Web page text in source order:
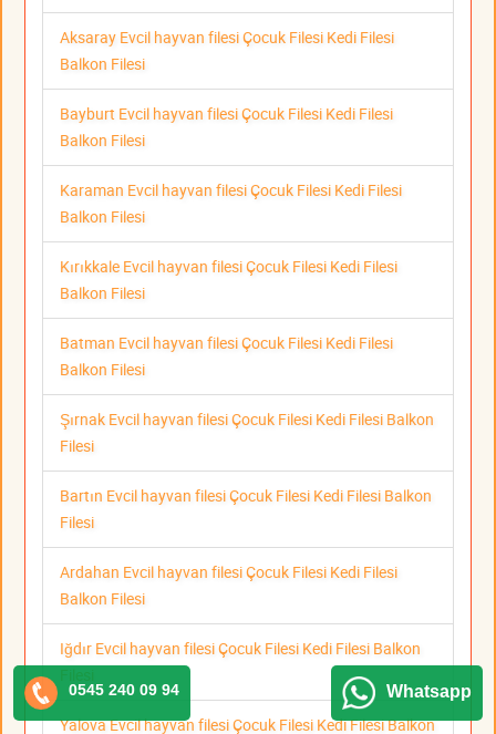
Aksaray Evcil hayvan filesi Çocuk Filesi Kedi Filesi
Balkon Filesi
Bayburt Evcil hayvan filesi Çocuk Filesi Kedi Filesi
Balkon Filesi
Karaman Evcil hayvan filesi Çocuk Filesi Kedi Filesi
Balkon Filesi
Kırıkkale Evcil hayvan filesi Çocuk Filesi Kedi Filesi
Balkon Filesi
Batman Evcil hayvan filesi Çocuk Filesi Kedi Filesi
Balkon Filesi
Şırnak Evcil hayvan filesi Çocuk Filesi Kedi Filesi Balkon
Filesi
Bartın Evcil hayvan filesi Çocuk Filesi Kedi Filesi Balkon
Filesi
Ardahan Evcil hayvan filesi Çocuk Filesi Kedi Filesi
Balkon Filesi
Iğdır Evcil hayvan filesi Çocuk Filesi Kedi Filesi Balkon
Yalova Evcil hayvan filesi Çocuk Filesi Kedi Filesi Balkon
0545 240 09 94 Whatsapp